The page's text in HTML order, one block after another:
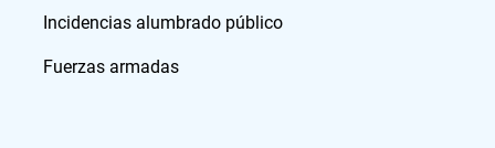
Incidencias alumbrado público
Fuerzas armadas